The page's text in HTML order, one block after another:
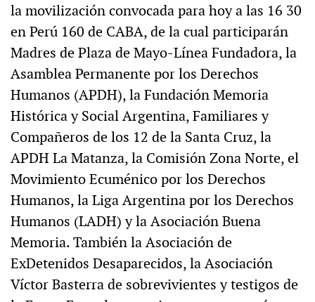
la movilización convocada para hoy a las 16 30
en Perú 160 de CABA, de la cual participarán
Madres de Plaza de Mayo-Línea Fundadora, la
Asamblea Permanente por los Derechos
Humanos (APDH), la Fundación Memoria
Histórica y Social Argentina, Familiares y
Compañeros de los 12 de la Santa Cruz, la
APDH La Matanza, la Comisión Zona Norte, el
Movimiento Ecuménico por los Derechos
Humanos, la Liga Argentina por los Derechos
Humanos (LADH) y la Asociación Buena
Memoria. También la Asociación de
ExDetenidos Desaparecidos, la Asociación
Víctor Basterra de sobrevivientes y testigos de